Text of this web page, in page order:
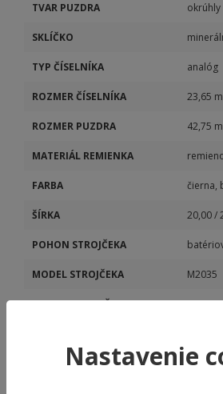
TVAR PUZDRA okrúhly
SKLÍČKO
TYP ČÍSELNÍKA analóg
ROZMER ČÍSELNÍKA 23,65
ROZMER PUZDRA 42,75
MATERIÁL REMIENKA
FARBA čierna,
ŠÍRKA 20,00 /
POHON STROJČEKA
MODEL STROJČEKA M2035
KALIBER STROJČEKA M2035
Nastavenie